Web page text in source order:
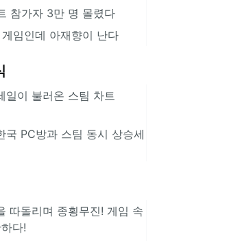
참가자 3만 명 몰렸다
임인데 아재향이 난다
일이 불러온 스팀 차트
국 PC방과 스팀 동시 상승세
따돌리며 종횡무진! 게임 속
다!